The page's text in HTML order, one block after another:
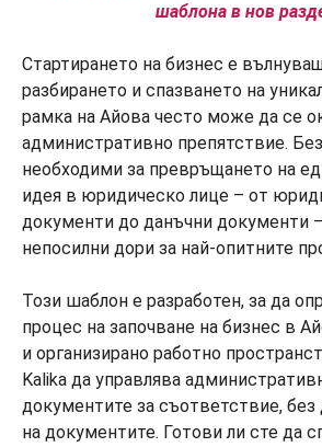
шаблона в нов
Стартирането на бизнес е
разбирането и спазването на
рамка на Айова често може да се
административно препятствие.
необходими за превръщането на
идея в юридическо лице – от
документи до данъчни документи
непосилни дори за най-опитните
Този шаблон е разработен, за да
процес на започване на бизнес в
и организирано работно
Kalika да управлява
документите за съответствие, без
на документите. Готови ли сте да